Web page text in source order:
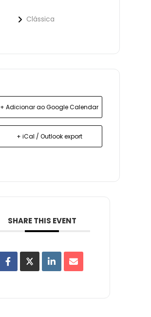
Clássica
+ Adicionar ao Google Calendar
+ iCal / Outlook export
SHARE THIS EVENT